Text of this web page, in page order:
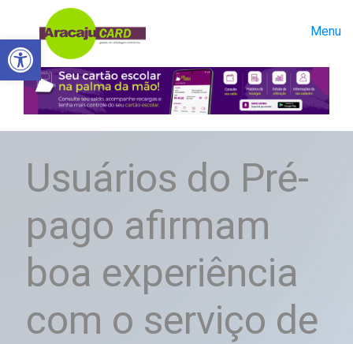
Abrir a barra de ferramentas
Menu
Usuários do Pré-
pago afirmam
boa experiência
com o serviço de